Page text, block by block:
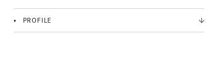
PROFILE